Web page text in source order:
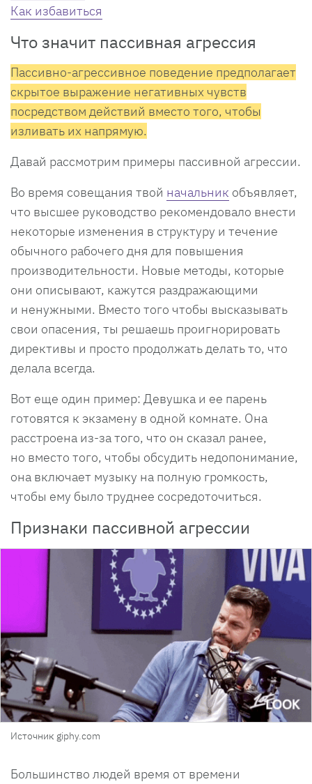
Как избавиться
Что значит пассивная агрессия
Пассивно-агрессивное поведение предполагает
скрытое выражение негативных чувств
посредством действий вместо того, чтобы
изливать их напрямую.
Давай рассмотрим примеры пассивной агрессии.
Во время совещания твой начальник объявляет,
что высшее руководство рекомендовало внести
некоторые изменения в структуру и течение
обычного рабочего дня для повышения
производительности. Новые методы, которые
они описывают, кажутся раздражающими
и ненужными. Вместо того чтобы высказывать
свои опасения, ты решаешь проигнорировать
директивы и просто продолжать делать то, что
делала всегда.
Вот еще один пример: Девушка и ее парень
готовятся к экзамену в одной комнате. Она
расстроена из-за того, что он сказал ранее,
но вместо того, чтобы обсудить недопонимание,
она включает музыку на полную громкость,
чтобы ему было труднее сосредоточиться.
Признаки пассивной агрессии
Источник giphy.com
Большинство людей время от времени